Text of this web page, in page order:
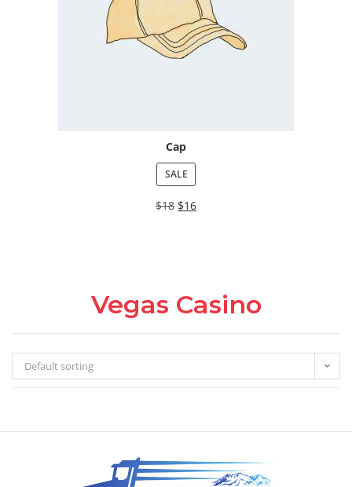
Cap
SALE
$18 $16
Vegas Casino
Default sorting